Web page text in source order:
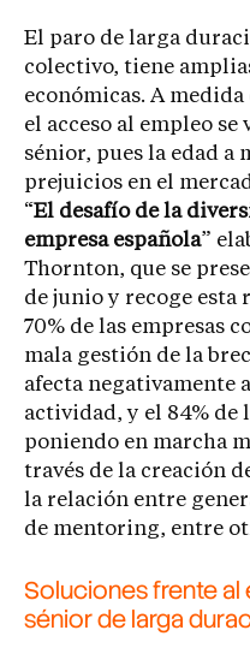
El paro de larga
colectivo, tiene
económicas. A
el acceso al empleo
sénior, pues la edad a
prejuicios en el
“El desafío de la
empresa española”
Thornton, que se
de junio y recoge esta
70% de las empresas
mala gestión de la
afecta negativamente
actividad, y el 84% de
poniendo en marcha
través de la creación
la relación entre
de mentoring, entre
Soluciones frente al
sénior de larga